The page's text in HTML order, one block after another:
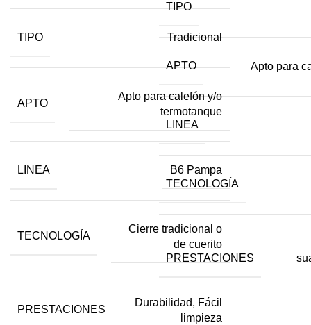
TIPO Tradicional
APTO
Apto para calefón y/o
termotanque
LINEA B6 Pampa
TECNOLOGÍA
Cierre tradicional o
de cuerito
PRESTACIONES
Durabilidad, Fácil
limpieza
TIPO
APTO Apto para
LINEA
TECNOLOGÍA
PRESTACIONES